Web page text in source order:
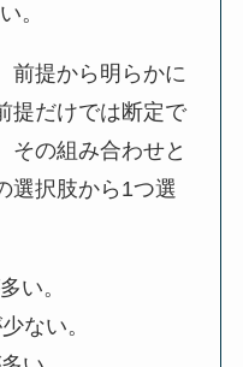
。
前提から明らかに
提だけでは断定で
その組み合わせと
選択肢から1つ選
い。
ない。